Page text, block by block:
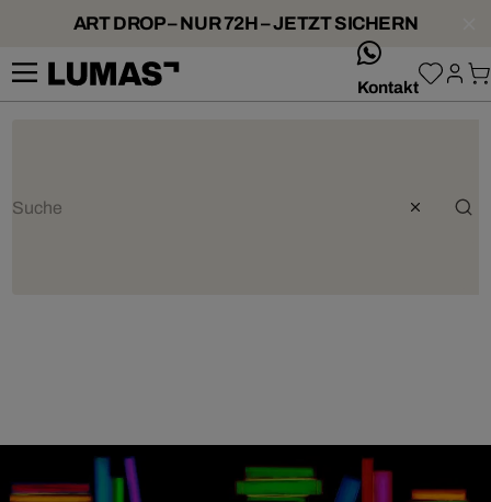
ART DROP – NUR 72H – JETZT SICHERN
Kontakt